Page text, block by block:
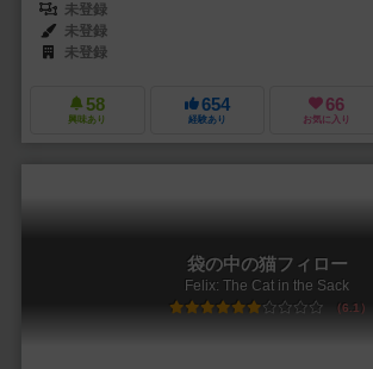
未登録
未登録
未登録
58
興味あり
654
経験あり
66
お気に入り
袋の中の猫フィロー
Felix: The Cat in the Sack
6.1